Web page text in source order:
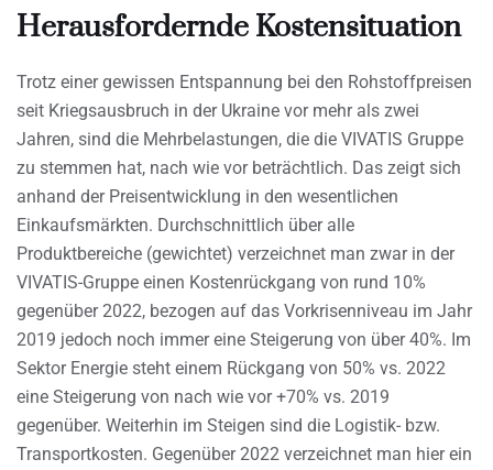
Herausfordernde Kostensituation
Trotz einer gewissen Entspannung bei den Rohstoffpreisen
seit Kriegsausbruch in der Ukraine vor mehr als zwei
Jahren, sind die Mehrbelastungen, die die VIVATIS Gruppe
zu stemmen hat, nach wie vor beträchtlich. Das zeigt sich
anhand der Preisentwicklung in den wesentlichen
Einkaufsmärkten. Durchschnittlich über alle
Produktbereiche (gewichtet) verzeichnet man zwar in der
VIVATIS-Gruppe einen Kostenrückgang von rund 10%
gegenüber 2022, bezogen auf das Vorkrisenniveau im Jahr
2019 jedoch noch immer eine Steigerung von über 40%. Im
Sektor Energie steht einem Rückgang von 50% vs. 2022
eine Steigerung von nach wie vor +70% vs. 2019
gegenüber. Weiterhin im Steigen sind die Logistik- bzw.
Transportkosten. Gegenüber 2022 verzeichnet man hier ein